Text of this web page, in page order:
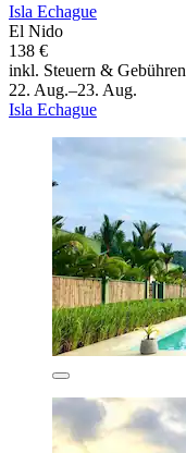
Isla Echague
El Nido
138 €
inkl. Steuern & Gebühren
22. Aug.–23. Aug.
Isla Echague